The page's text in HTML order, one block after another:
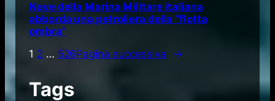
Nave della Marina Militare italiana
abborda una petroliera della “flotta
ombra”
1 2 … 526Pagina successiva →
Tags